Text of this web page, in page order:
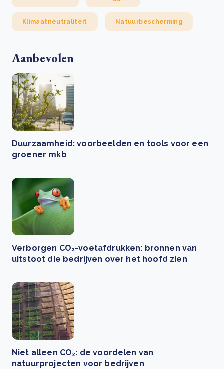
Klimaatneutraliteit Natuurbescherming
Aanbevolen
Duurzaamheid: voorbeelden en tools voor een
groener mkb
Verborgen CO₂-voetafdrukken: bronnen van
uitstoot die bedrijven over het hoofd zien
Niet alleen CO₂: de voordelen van
natuurprojecten voor bedrijven